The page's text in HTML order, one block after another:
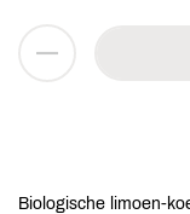
Biologische limoen-